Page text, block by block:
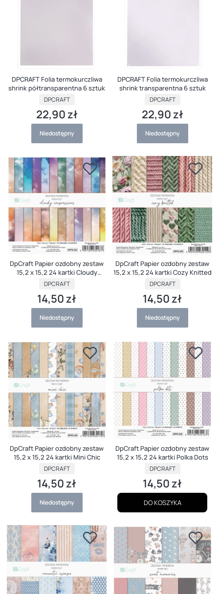
DPCRAFT Folia termokurczliwa
shrink półtransparentna 6 sztuk
PRODUCENT
DPCRAFT
Cena
22,90 zł
Niedostępny
DPCRAFT Folia termokurczliwa
shrink transparentna 6 sztuk
PRODUCENT
DPCRAFT
Cena
22,90 zł
Niedostępny
DpCraft Papier ozdobny zestaw
15,2 x 15,2 24 kartki Cloudy
Impressions
PRODUCENT
DPCRAFT
Cena
14,50 zł
Niedostępny
DpCraft Papier ozdobny zestaw
15,2 x 15,2 24 kartki Cozy Knitted
PRODUCENT
DPCRAFT
Cena
14,50 zł
Niedostępny
DpCraft Papier ozdobny zestaw
15,2 x 15,2 24 kartki Mini Chic
PRODUCENT
DPCRAFT
Cena
14,50 zł
Niedostępny
DpCraft Papier ozdobny zestaw
15,2 x 15,2 24 kartki Polka Dots
PRODUCENT
DPCRAFT
Cena
14,50 zł
DO KOSZYKA